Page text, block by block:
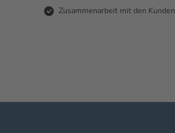
Zusammenarbeit mit den Kunden